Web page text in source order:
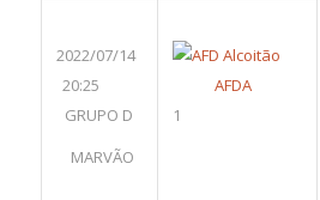
2022/07/14
20:25
GRUPO D
MARVÃO
AFDA
1